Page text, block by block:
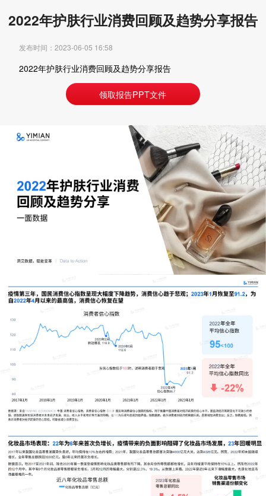
2022年护肤行业消费回顾及趋势分享报告
发布时间：2023-06-05 16:58
2022年护肤行业消费回顾及趋势分享报告
领取报告PPT文件